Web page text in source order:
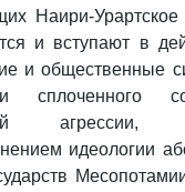
Наири-Урартское
и вступают в
и общественные
сплоченного
идеологии